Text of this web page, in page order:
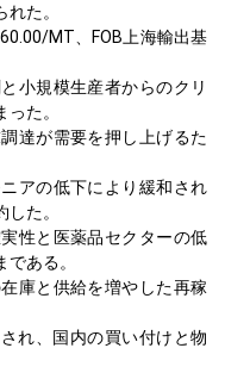
た。
MT、FOB上海輸出基
小規模生産者からのクリ
た。
達が需要を押し上げるた
アの低下により緩和され
た。
性と医薬品セクターの低
ある。
庫と供給を増やした再稼
れ、国内の買い付けと物